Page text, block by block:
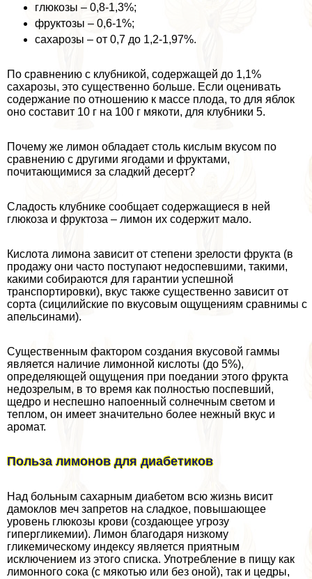
глюкозы – 0,8-1,3%;
фруктозы – 0,6-1%;
сахарозы – от 0,7 до 1,2-1,97%.
По сравнению с клубникой, содержащей до 1,1%
сахарозы, это существенно больше. Если оценивать
содержание по отношению к массе плода, то для яблок
оно составит 10 г на 100 г мякоти, для клубники 5.
Почему же лимон обладает столь кислым вкусом по
сравнению с другими ягодами и фруктами,
почитающимися за сладкий десерт?
Сладость клубнике сообщает содержащиеся в ней
глюкоза и фруктоза – лимон их содержит мало.
Кислота лимона зависит от степени зрелости фрукта (в
продажу они часто поступают недоспевшими, такими,
какими собираются для гарантии успешной
трaнcпортировки), вкус также существенно зависит от
сорта (сицилийские по вкусовым ощущениям сравнимы с
апельсинами).
Существенным фактором создания вкусовой гаммы
является наличие лимонной кислоты (до 5%),
определяющей ощущения при поедании этого фрукта
недозрелым, в то время как полностью поспевший,
щедро и неспешно напоенный солнечным светом и
теплом, он имеет значительно более нежный вкус и
аромат.
Польза лимонов для диабетиков
Над больным сахарным диабетом всю жизнь висит
дамоклов меч запретов на сладкое, повышающее
уровень глюкозы крови (создающее угрозу
гипергликемии). Лимон благодаря низкому
гликемическому индексу является приятным
исключением из этого списка. Употрeбление в пищу как
лимонного сока (с мякотью или без оной), так и цедры,